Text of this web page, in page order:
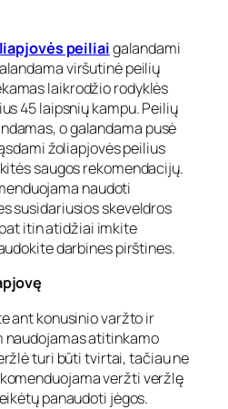
peiliaigalandami
viršutinė peilių
laikrodžio rodyklės
45 laipsnių kampu. Peilių
o galandama pusė
žoliapjovės peilius
saugos rekomendacijų.
naudoti
susidariusios skeveldros
itin atidžiai imkite
darbines pirštines.
ant konusinio varžto ir
naudojamas atitinkamo
turi būti tvirtai, tačiau ne
veržti veržlę
panaudoti jėgos.